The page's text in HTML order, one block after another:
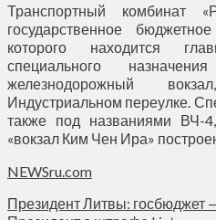
Транспортный комбинат
государственное
которого находится
специального
железнодорожный
Индустриальном переулке.
также под названиями ВЧ-
«вокзал Ким Чен Ира»
NEWSru.com
Президент Литвы: госбюджет